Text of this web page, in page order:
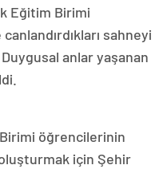
Eğitim Birimi
sahneyi
anlar yaşanan
öğrencilerinin
için Şehir